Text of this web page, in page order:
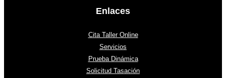
Enlaces
Cita Taller Online
Servicios
Prueba Dinámica
Solicitud Tasación